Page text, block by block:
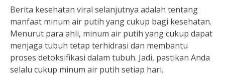
Berita kesehatan viral selanjutnya adalah tentang
manfaat minum air putih yang cukup bagi kesehatan.
Menurut para ahli, minum air putih yang cukup dapat
menjaga tubuh tetap terhidrasi dan membantu
proses detoksifikasi dalam tubuh. Jadi, pastikan Anda
selalu cukup minum air putih setiap hari.